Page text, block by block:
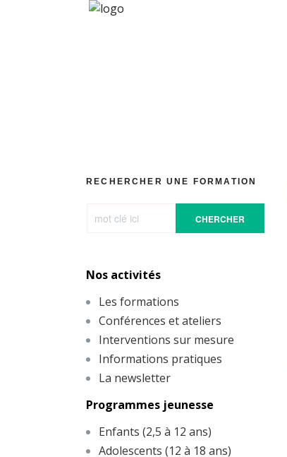
RECHERCHER UNE FORMATION
CHERCHER
Nos activités
Les formations
Conférences et ateliers
Interventions sur mesure
Informations pratiques
La newsletter
Programmes jeunesse
Enfants (2,5 à 12 ans)
Adolescents (12 à 18 ans)